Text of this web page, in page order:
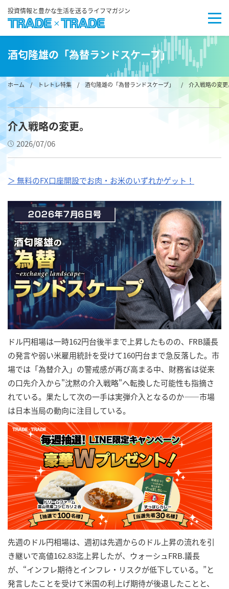
投資情報と豊かな生活を送るライフマガジン
酒匂隆雄の「為替ランドスケープ」
ホーム/ トレトレ特集 / 酒匂隆雄の「為替ランドスケープ」 / 介入戦略の変更
介入戦略の変更。
2026/07/06
＞ 無料のFX口座開設でお肉・お米のいずれかゲット！
ドル円相場は一時162円台後半まで上昇したものの、FRB議長
の発言や弱い米雇用統計を受けて160円台まで急反落した。市
場では「為替介入」の警戒感が再び高まる中、財務省は従来
の口先介入から"沈黙の介入戦略"へ転換した可能性も指摘さ
れている。果たして次の一手は実弾介入となるのか――市場
は日本当局の動向に注目している。
先週のドル円相場は、週初は先週からのドル上昇の流れを引
き継いで高値162.83迄上昇したが、ウォーシュFRB.議長
が、“インフレ期待とインフレ・リスクが低下している。”と
発言したことを受けて米国の利上げ期待が後退したことと、